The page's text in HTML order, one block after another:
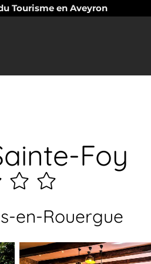
Tourisme en Aveyron
Foy
en-Rouergue